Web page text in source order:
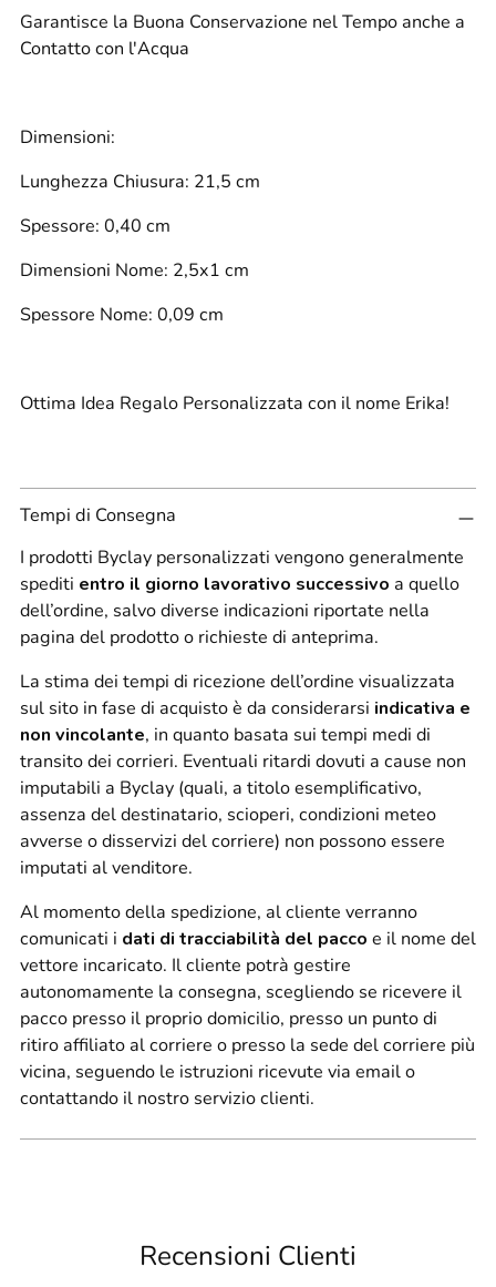
Garantisce la Buona Conservazione nel Tempo anche a
Contatto con l'Acqua
Dimensioni:
Lunghezza Chiusura: 21,5 cm
Spessore: 0,40 cm
Dimensioni Nome: 2,5x1 cm
Spessore Nome: 0,09 cm
Ottima Idea Regalo Personalizzata con il nome Erika!
Tempi di Consegna
I prodotti Byclay personalizzati vengono generalmente
spediti entro il giorno lavorativo successivo a quello
dell’ordine, salvo diverse indicazioni riportate nella
pagina del prodotto o richieste di anteprima.
La stima dei tempi di ricezione dell’ordine visualizzata
sul sito in fase di acquisto è da considerarsi indicativa e
non vincolante, in quanto basata sui tempi medi di
transito dei corrieri. Eventuali ritardi dovuti a cause non
imputabili a Byclay (quali, a titolo esemplificativo,
assenza del destinatario, scioperi, condizioni meteo
avverse o disservizi del corriere) non possono essere
imputati al venditore.
Al momento della spedizione, al cliente verranno
comunicati i dati di tracciabilità del pacco e il nome del
vettore incaricato. Il cliente potrà gestire
autonomamente la consegna, scegliendo se ricevere il
pacco presso il proprio domicilio, presso un punto di
ritiro affiliato al corriere o presso la sede del corriere più
vicina, seguendo le istruzioni ricevute via email o
contattando il nostro servizio clienti.
Recensioni Clienti